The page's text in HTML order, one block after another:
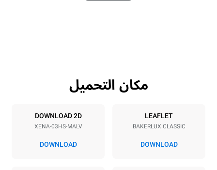
مواصفات الصواني
3
460x330
Distance between trays
مكان التحميل
LEAFLET
BAKERLUX CLASSIC
DOWNLOAD
DOWNLOAD 2D
XENA-03HS-MALV
DOWNLOAD